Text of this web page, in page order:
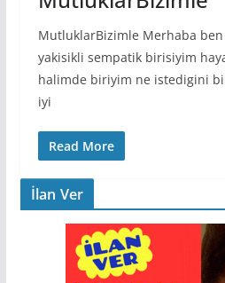
MutluklarBizimle Merhaba
yakisikli sempatik birisiyim
halimde biriyim ne istedigini
iyi
Read More
İlan Ver